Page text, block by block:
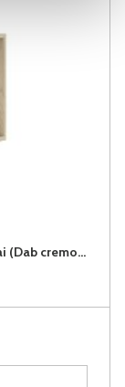
BRAGA-06-A antresolė pastatomai lentynai (Dab cremona)